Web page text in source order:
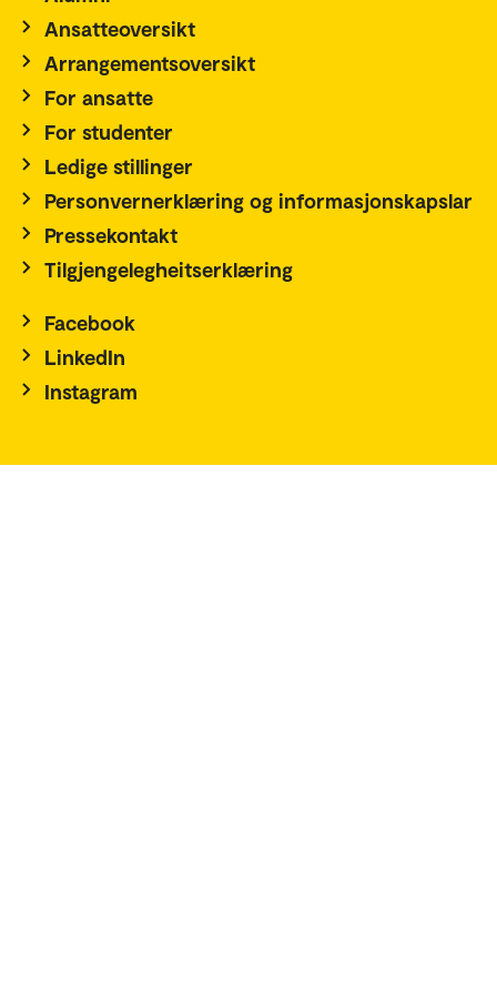
Ansatteoversikt
Arrangementsoversikt
For ansatte
For studenter
Ledige stillinger
Personvernerklæring og informasjonskapslar
Pressekontakt
Tilgjengelegheitserklæring
Facebook
LinkedIn
Instagram